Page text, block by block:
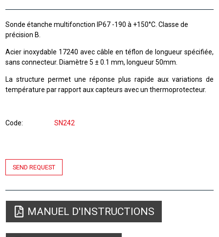
Sonde étanche multifonction IP67 -190 à +150°C. Classe de
précision B.
Acier inoxydable 17240 avec câble en téflon de longueur spécifiée,
sans connecteur. Diamètre 5 ± 0.1 mm, longueur 50mm.
La structure permet une réponse plus rapide aux variations de
température par rapport aux capteurs avec un thermoprotecteur.
Code SN242
SEND REQUEST
MANUEL D'INSTRUCTIONS